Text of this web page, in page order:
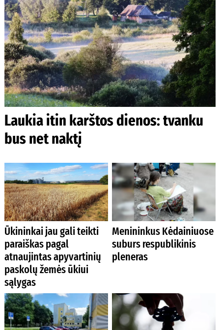
Laukia itin karštos dienos: tvanku
bus net naktį
Ūkininkai jau gali teikti
paraiškas pagal
atnaujintas apyvartinių
paskolų žemės ūkiui
sąlygas
Menininkus Kėdainiuose
suburs respublikinis
pleneras